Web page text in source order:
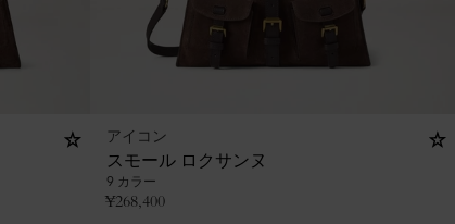
アイコン
スモール ロクサンヌ
9 カラー
¥268,400